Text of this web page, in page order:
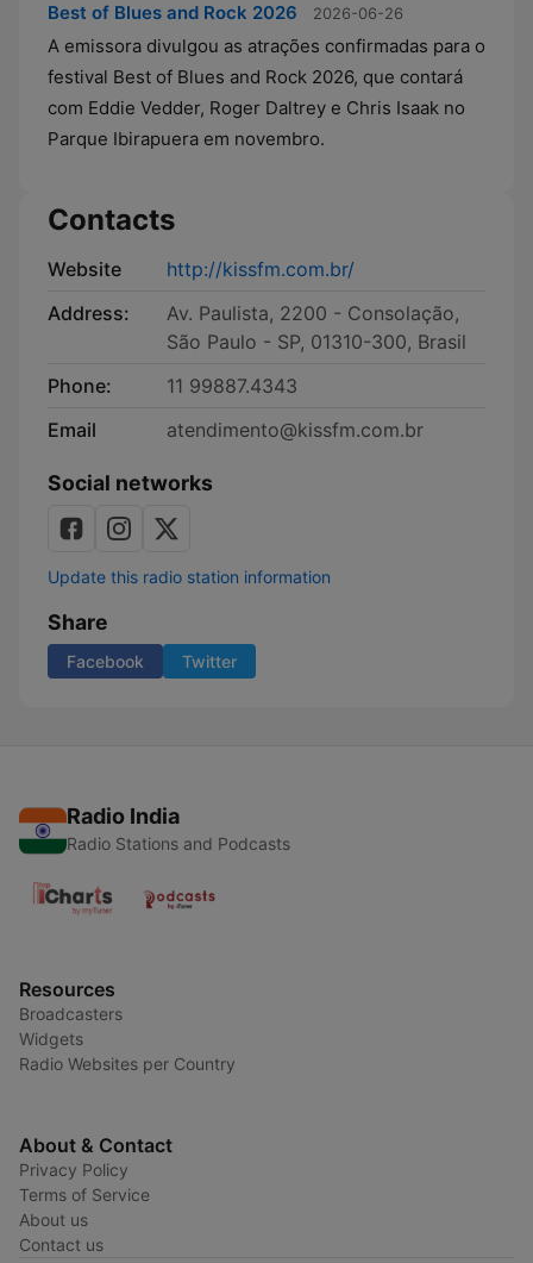
Best of Blues and Rock 2026 2026-06-26
A emissora divulgou as atrações confirmadas para o
festival Best of Blues and Rock 2026, que contará
com Eddie Vedder, Roger Daltrey e Chris Isaak no
Parque Ibirapuera em novembro.
Contacts
Website
http://kissfm.com.br/
Address:
Av. Paulista, 2200 - Consolação,
São Paulo - SP, 01310-300, Brasil
Phone:
11 99887.4343
Email
atendimento@kissfm.com.br
Social networks
Update this radio station information
Share
Facebook Twitter
Radio India
Radio Stations and Podcasts
Resources
Broadcasters
Widgets
Radio Websites per Country
About & Contact
Privacy Policy
Terms of Service
About us
Contact us